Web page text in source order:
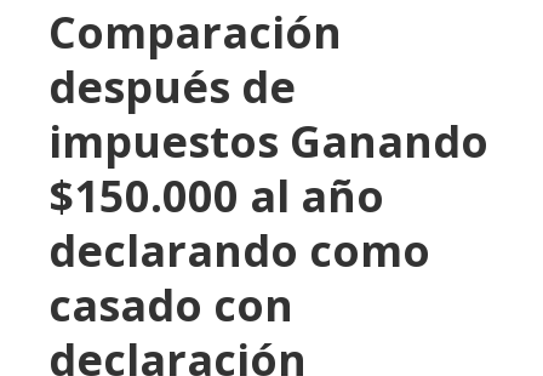
Comparación
después de
impuestos Ganando
$150.000 al año
declarando como
casado con
declaración